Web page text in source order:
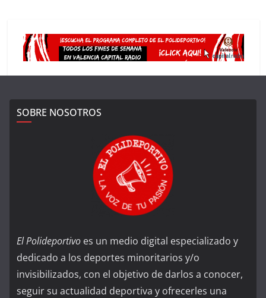
SOBRE NOSOTROS
El Polideportivo es un medio digital especializado y
dedicado a los deportes minoritarios y/o
invisibilizados, con el objetivo de darlos a conocer,
seguir su actualidad deportiva y ofrecerles una